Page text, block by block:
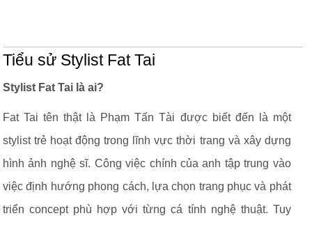
Tiểu sử Stylist Fat Tai
Stylist Fat Tai là ai?
Fat Tai tên thật là Phạm Tấn Tài được biết đến là một
stylist trẻ hoạt động trong lĩnh vực thời trang và xây dựng
hình ảnh nghệ sĩ. Công việc chính của anh tập trung vào
việc định hướng phong cách, lựa chọn trang phục và phát
triển concept phù hợp với từng cá tính nghệ thuật. Tuy